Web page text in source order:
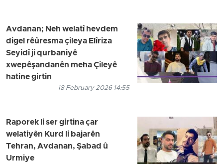
Avdanan; Neh welatî hevdem
digel rêûresma çileya Elîriza
Seyidî ji qurbaniyê
xwepêşandanên meha Çileyê
hatine girtin
18 February 2026 14:55
Raporek li ser girtina çar
welatiyên Kurd li bajarên
Tehran, Avdanan, Şabad û
Urmiye